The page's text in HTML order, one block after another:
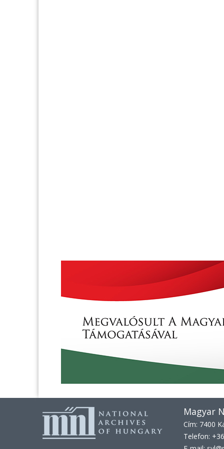
Magyar
Cím: 7400
Telefon: